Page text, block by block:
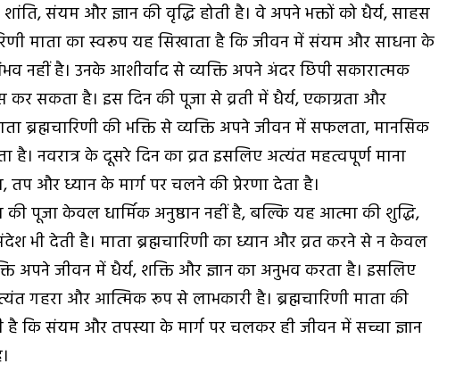
संयम और ज्ञान की वृद्धि होती है। वे अपने भक्तों को धैर्य, साहस
माता का स्वरूप यह सिखाता है कि जीवन में संयम और साधना के
नहीं है। उनके आशीर्वाद से व्यक्ति अपने अंदर छिपी सकारात्मक
सकता है। इस दिन की पूजा से व्रती में धैर्य, एकाग्रता और
ब्रह्मचारिणी की भक्ति से व्यक्ति अपने जीवन में सफलता, मानसिक
है। नवरात्र के दूसरे दिन का व्रत इसलिए अत्यंत महत्वपूर्ण माना
और ध्यान के मार्ग पर चलने की प्रेरणा देता है।
की पूजा केवल धार्मिक अनुष्ठान नहीं है, बल्कि यह आत्मा की शुद्धि,
भी देती है। माता ब्रह्मचारिणी का ध्यान और व्रत करने से न केवल
अपने जीवन में धैर्य, शक्ति और ज्ञान का अनुभव करता है। इसलिए
गहरा और आत्मिक रूप से लाभकारी है। ब्रह्मचारिणी माता की
है कि संयम और तपस्या के मार्ग पर चलकर ही जीवन में सच्चा ज्ञान